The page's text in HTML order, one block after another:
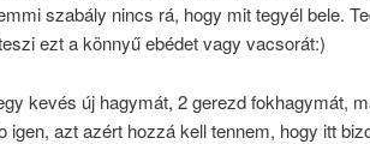
szabály nincs rá, hogy mit tegyél bele.
ezt a könnyű ebédet vagy vacsorát:)
kevés új hagymát, 2 gerezd fokhagymát,
igen, azt azért hozzá kell tennem, hogy itt